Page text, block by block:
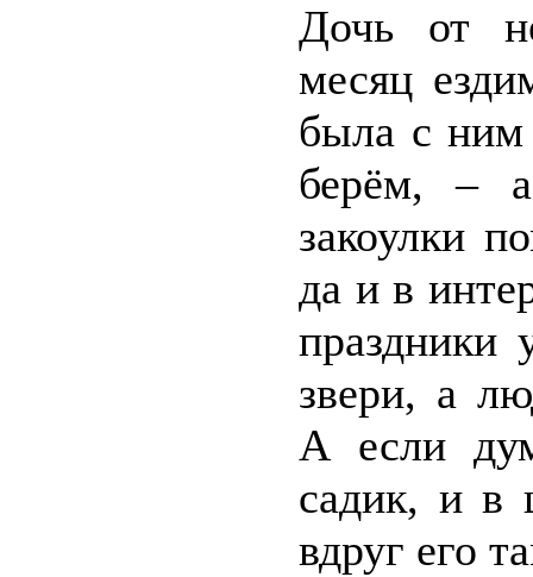
Дочь от
месяц
была с ним
берём, –
закоулки
да и в
праздники
звери, а
А если
садик, и в
вдруг его